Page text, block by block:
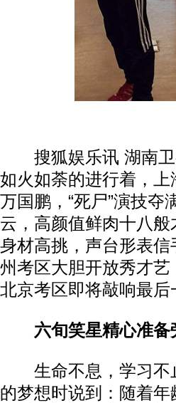
搜狐娱乐讯 湖南卫
如火如荼的进行着，
万国鹏，“死尸”演技
云，高颜值鲜肉十八
身材高挑，声台形表
州考区大胆开放秀才
北京考区即将敲响最
六旬笑星精心准备
生命不息，学习不
的梦想时说到：随着